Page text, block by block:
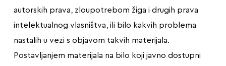
autorskih prava, zloupotrebom žiga i drugih prava
intelektualnog vlasništva, ili bilo kakvih problema
nastalih u vezi s objavom takvih materijala.
Postavljanjem materijala na bilo koji javno dostupni